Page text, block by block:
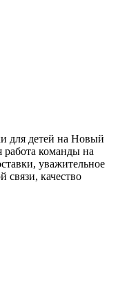
для детей на Новый
работа команды на
уважительное
связи, качество